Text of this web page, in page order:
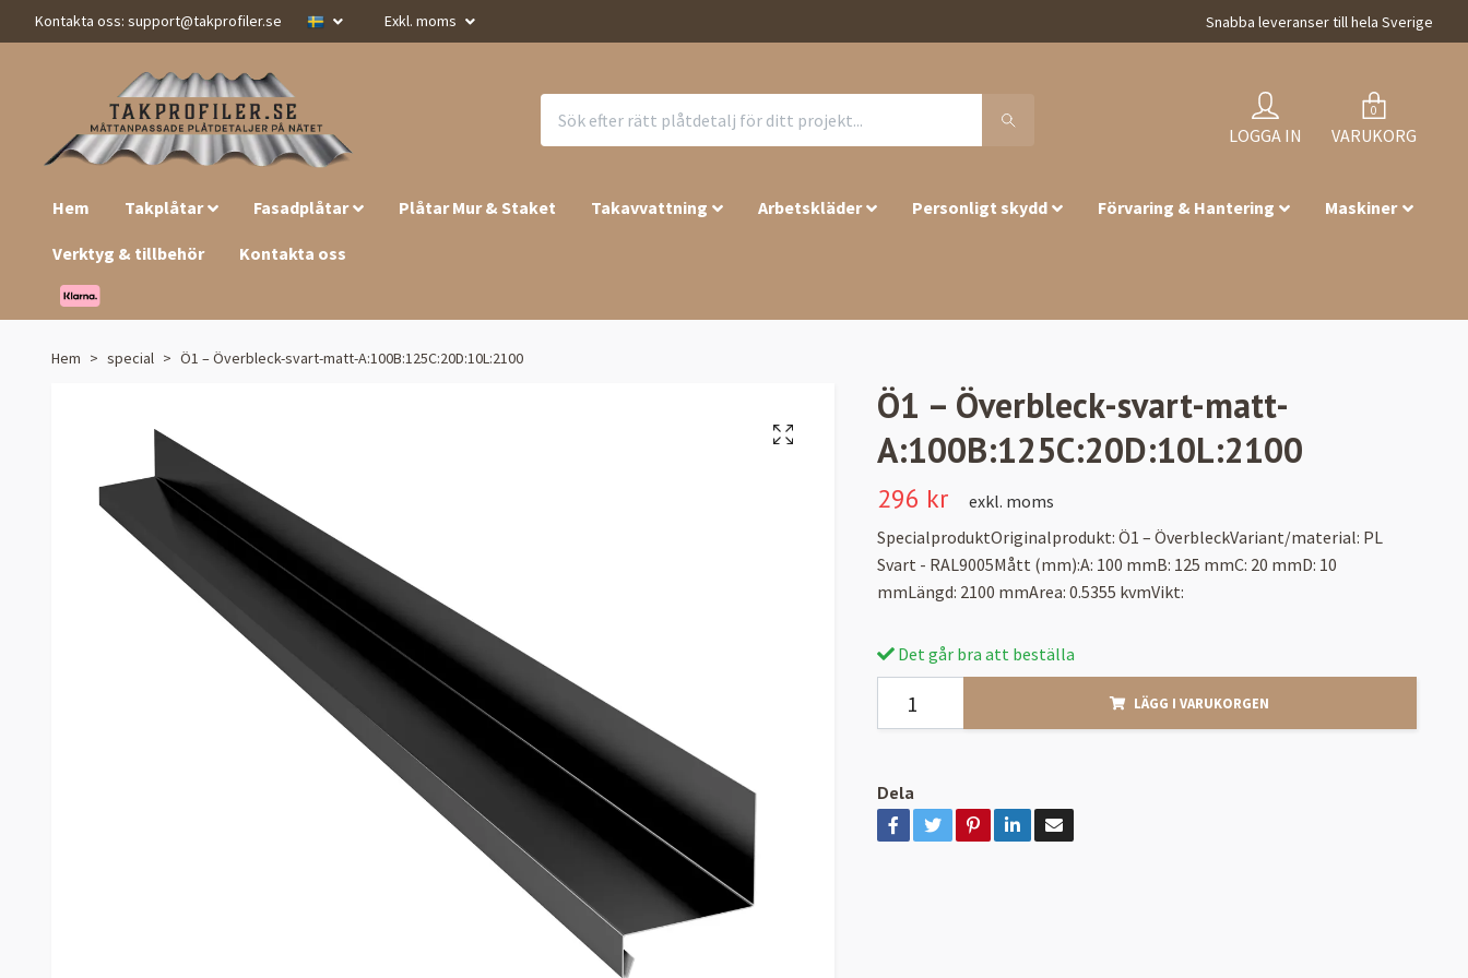
Kontakta oss: support@takprofiler.se Exkl. moms Snabba leveranser till hela Sverige
LOGGA IN
0
VARUKORG
Hem Takplåtar Fasadplåtar Plåtar Mur & Staket Takavvattning Arbetskläder Personligt skydd Förvaring & Hantering Maskiner
Verktyg & tillbehör Kontakta oss
Hem special Ö1 – Överbleck-svart-matt-A:100B:125C:20D:10L:2100
Ö1 – Överbleck-svart-matt-
A:100B:125C:20D:10L:2100
296 kr
exkl. moms
SpecialproduktOriginalprodukt: Ö1 – ÖverbleckVariant/material: PL
Svart - RAL9005Mått (mm):A: 100 mmB: 125 mmC: 20 mmD: 10
mmLängd: 2100 mmArea: 0.5355 kvmVikt:
Det går bra att beställa
LÄGG I VARUKORGEN
Dela